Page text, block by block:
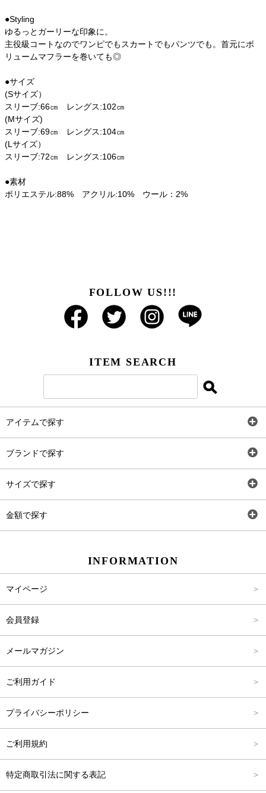
●Styling
ゆるっとガーリーな印象に。
主役級コートなのでワンピでもスカートでもパンツでも。首元にボ
リュームマフラーを巻いても◎
●サイズ
(Sサイズ）
スリーブ:66㎝ レングス:102㎝
(Mサイズ)
スリーブ:69㎝ レングス:104㎝
(Lサイズ）
スリーブ:72㎝ レングス:106㎝
●素材
ポリエステル:88% アクリル:10% ウール：2%
FOLLOW US!!!
ITEM SEARCH
アイテムで探す
ブランドで探す
サイズで探す
金額で探す
INFORMATION
マイページ
会員登録
メールマガジン
ご利用ガイド
プライバシーポリシー
ご利用規約
特定商取引法に関する表記